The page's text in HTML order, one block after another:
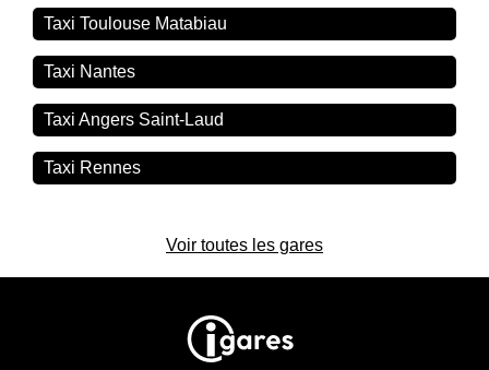
Taxi Toulouse Matabiau
Taxi Nantes
Taxi Angers Saint-Laud
Taxi Rennes
Voir toutes les gares